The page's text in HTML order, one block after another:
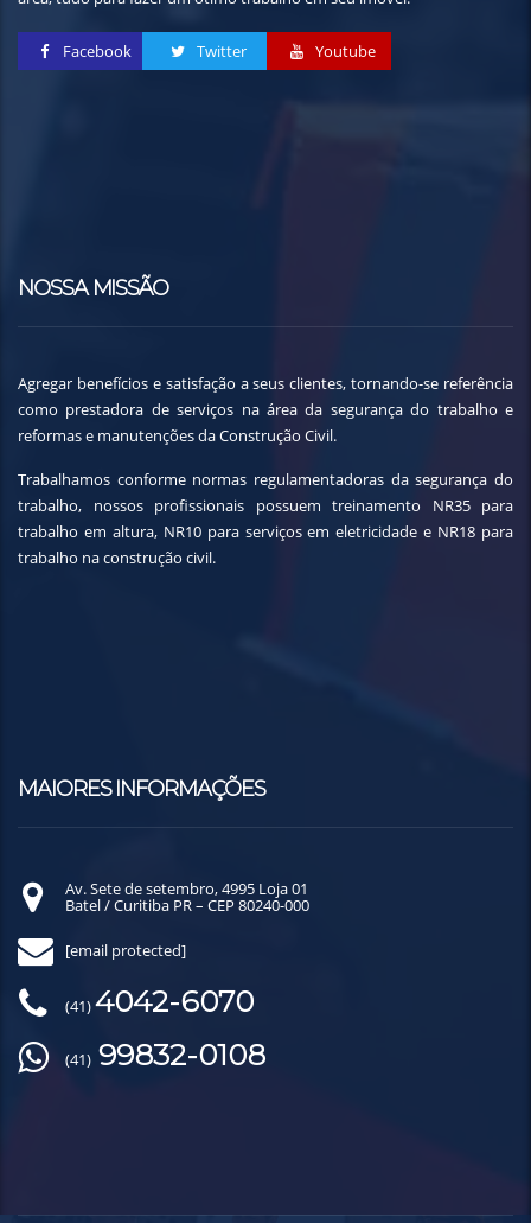
Facebook Twitter Youtube
NOSSA MISSÃO
Agregar benefícios e satisfação a seus clientes, tornando-se referência
como prestadora de serviços na área da segurança do trabalho e
reformas e manutenções da Construção Civil.
Trabalhamos conforme normas regulamentadoras da segurança do
trabalho, nossos profissionais possuem treinamento NR35 para
trabalho em altura, NR10 para serviços em eletricidade e NR18 para
trabalho na construção civil.
MAIORES INFORMAÇÕES
Av. Sete de setembro, 4995 Loja 01
Batel / Curitiba PR – CEP 80240-000
[email protected]
(41)4042-6070
(41) 99832-0108